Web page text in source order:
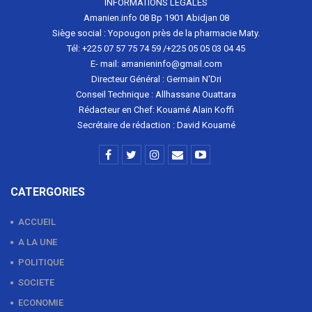
INFORMATIONS LEGALES
Amanien.info 08 Bp 1901 Abidjan 08
Siège social : Yopougon près de la pharmacie Maty.
Tél: +225 07 57 75 74 59 /+225 05 05 03 04 45
E- mail: amanieninfo@gmail.com
Directeur Général : Germain N'Dri
Conseil Technique : Allhassane Ouattara
Rédacteur en Chef: Kouamé Alain Koffi
Secrétaire de rédaction : David Kouamé
CATERGORIES
ACCUEIL
A LA UNE
POLITIQUE
SOCIETE
ECONOMIE